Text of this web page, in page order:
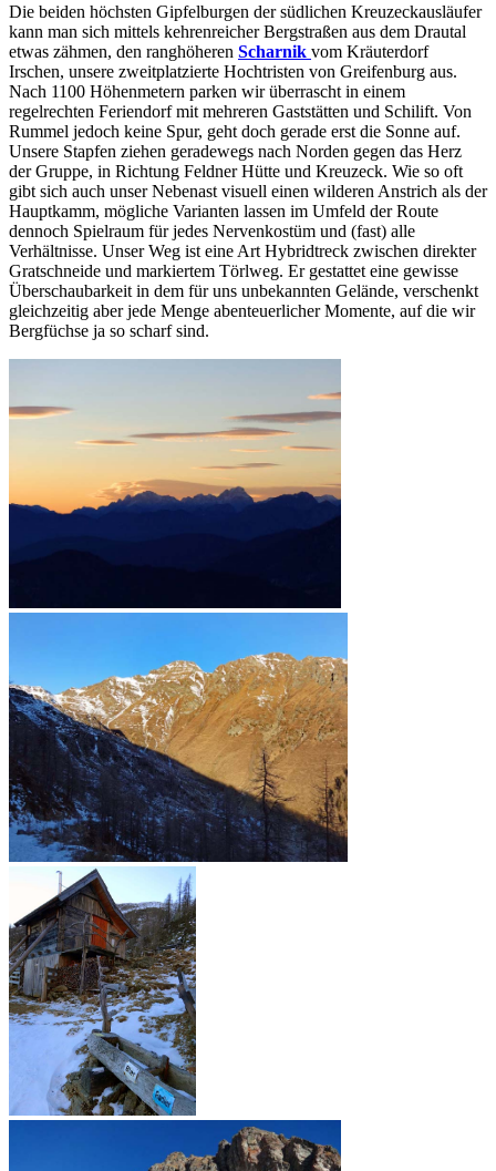
Die beiden höchsten Gipfelburgen der südlichen Kreuzeckausläufer
kann man sich mittels kehrenreicher Bergstraßen aus dem Drautal
etwas zähmen, den ranghöheren Scharnik vom Kräuterdorf
Irschen, unsere zweitplatzierte Hochtristen von Greifenburg aus.
Nach 1100 Höhenmetern parken wir überrascht in einem
regelrechten Feriendorf mit mehreren Gaststätten und Schilift. Von
Rummel jedoch keine Spur, geht doch gerade erst die Sonne auf.
Unsere Stapfen ziehen geradewegs nach Norden gegen das Herz
der Gruppe, in Richtung Feldner Hütte und Kreuzeck. Wie so oft
gibt sich auch unser Nebenast visuell einen wilderen Anstrich als der
Hauptkamm, mögliche Varianten lassen im Umfeld der Route
dennoch Spielraum für jedes Nervenkostüm und (fast) alle
Verhältnisse. Unser Weg ist eine Art Hybridtreck zwischen direkter
Gratschneide und markiertem Törlweg. Er gestattet eine gewisse
Überschaubarkeit in dem für uns unbekannten Gelände, verschenkt
gleichzeitig aber jede Menge abenteuerlicher Momente, auf die wir
Bergfüchse ja so scharf sind.